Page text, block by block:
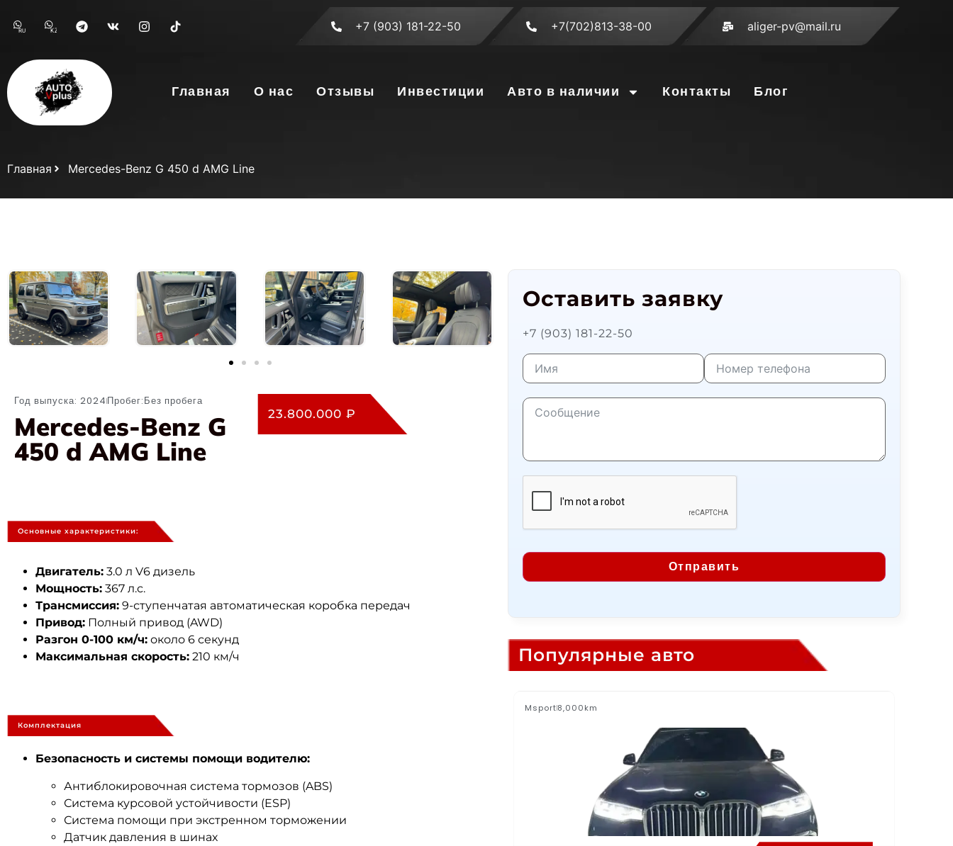
RU KZ +7 (903) 181-22-50 +7(702)813-38-00 aliger-pv@mail.ru
Главная О нас Отзывы Инвестиции Авто в наличии Контакты Блог
Главная Mercedes-Benz G 450 d AMG Line
Год выпуска: 2024 Пробег:Без пробега
Mercedes-Benz G
450 d AMG Line
23.800.000 ₽
Основные характеристики:
Двигатель: 3.0 л V6 дизель
Мощность: 367 л.с.
Трансмиссия: 9-ступенчатая автоматическая коробка передач
Привод: Полный привод (AWD)
Разгон 0-100 км/ч: около 6 секунд
Максимальная скорость: 210 км/ч
Комплектация
Безопасность и системы помощи водителю:
Антиблокировочная система тормозов (ABS)
Система курсовой устойчивости (ESP)
Система помощи при экстренном торможении
Датчик давления в шинах
Оставить заявку
+7 (903) 181-22-50
Отправить
Популярные авто
Msport8,000km